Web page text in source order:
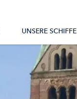
UNSERE SCHIFFE